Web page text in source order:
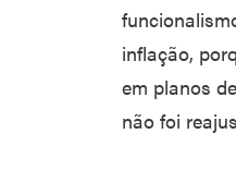
inflação,
em planos
não foi